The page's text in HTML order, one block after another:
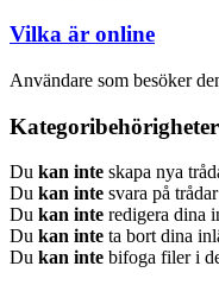
Vilka är online
Användare som besöker
Kategoribehörigheter
Du kan inte skapa nya
Du kan inte svara på
Du kan inte redigera dina
Du kan inte ta bort dina
Du kan inte bifoga filer i